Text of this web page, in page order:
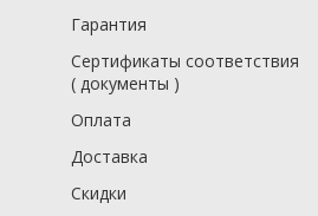
Гарантия
Сертификаты соответствия
( документы )
Оплата
Доставка
Скидки